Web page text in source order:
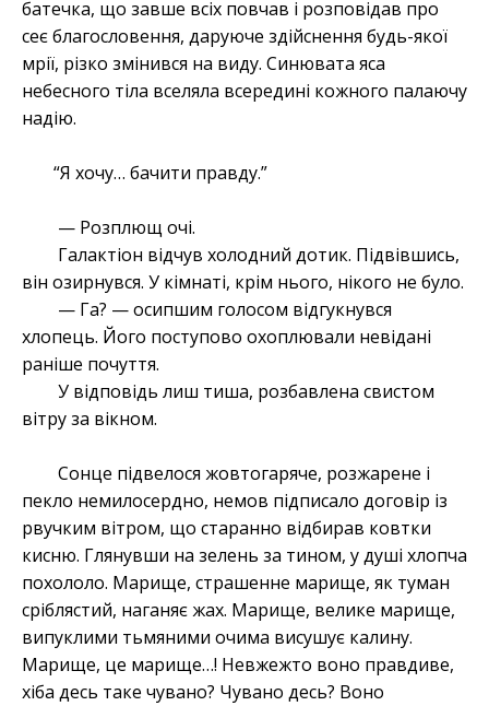
батечка, що завше всіх повчав і розповідав про
сеє благословення, даруюче здійснення будь-якої
мрії, різко змінився на виду. Синювата яса
небесного тіла вселяла всередині кожного палаючу
надію.
“Я хочу… бачити правду.”
— Розплющ очі.
Галактіон відчув холодний дотик. Підвівшись,
він озирнувся. У кімнаті, крім нього, нікого не було.
— Га? — осипшим голосом відгукнувся
хлопець. Його поступово охоплювали невідані
раніше почуття.
У відповідь лиш тиша, розбавлена свистом
вітру за вікном.
Сонце підвелося жовтогаряче, розжарене і
пекло немилосердно, немов підписало договір із
рвучким вітром, що старанно відбирав ковтки
кисню. Глянувши на зелень за тином, у душі хлопча
похололо. Марище, страшенне марище, як туман
сріблястий, наганяє жах. Марище, велике марище,
випуклими тьмяними очима висушує калину.
Марище, це марище…! Невжежто воно правдиве,
хіба десь таке чувано? Чувано десь? Воно